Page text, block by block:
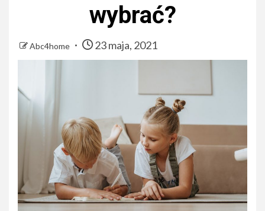
wybrać?
Abc4home 23 maja, 2021